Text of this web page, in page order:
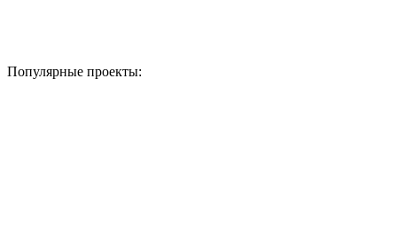
Популярные проекты: